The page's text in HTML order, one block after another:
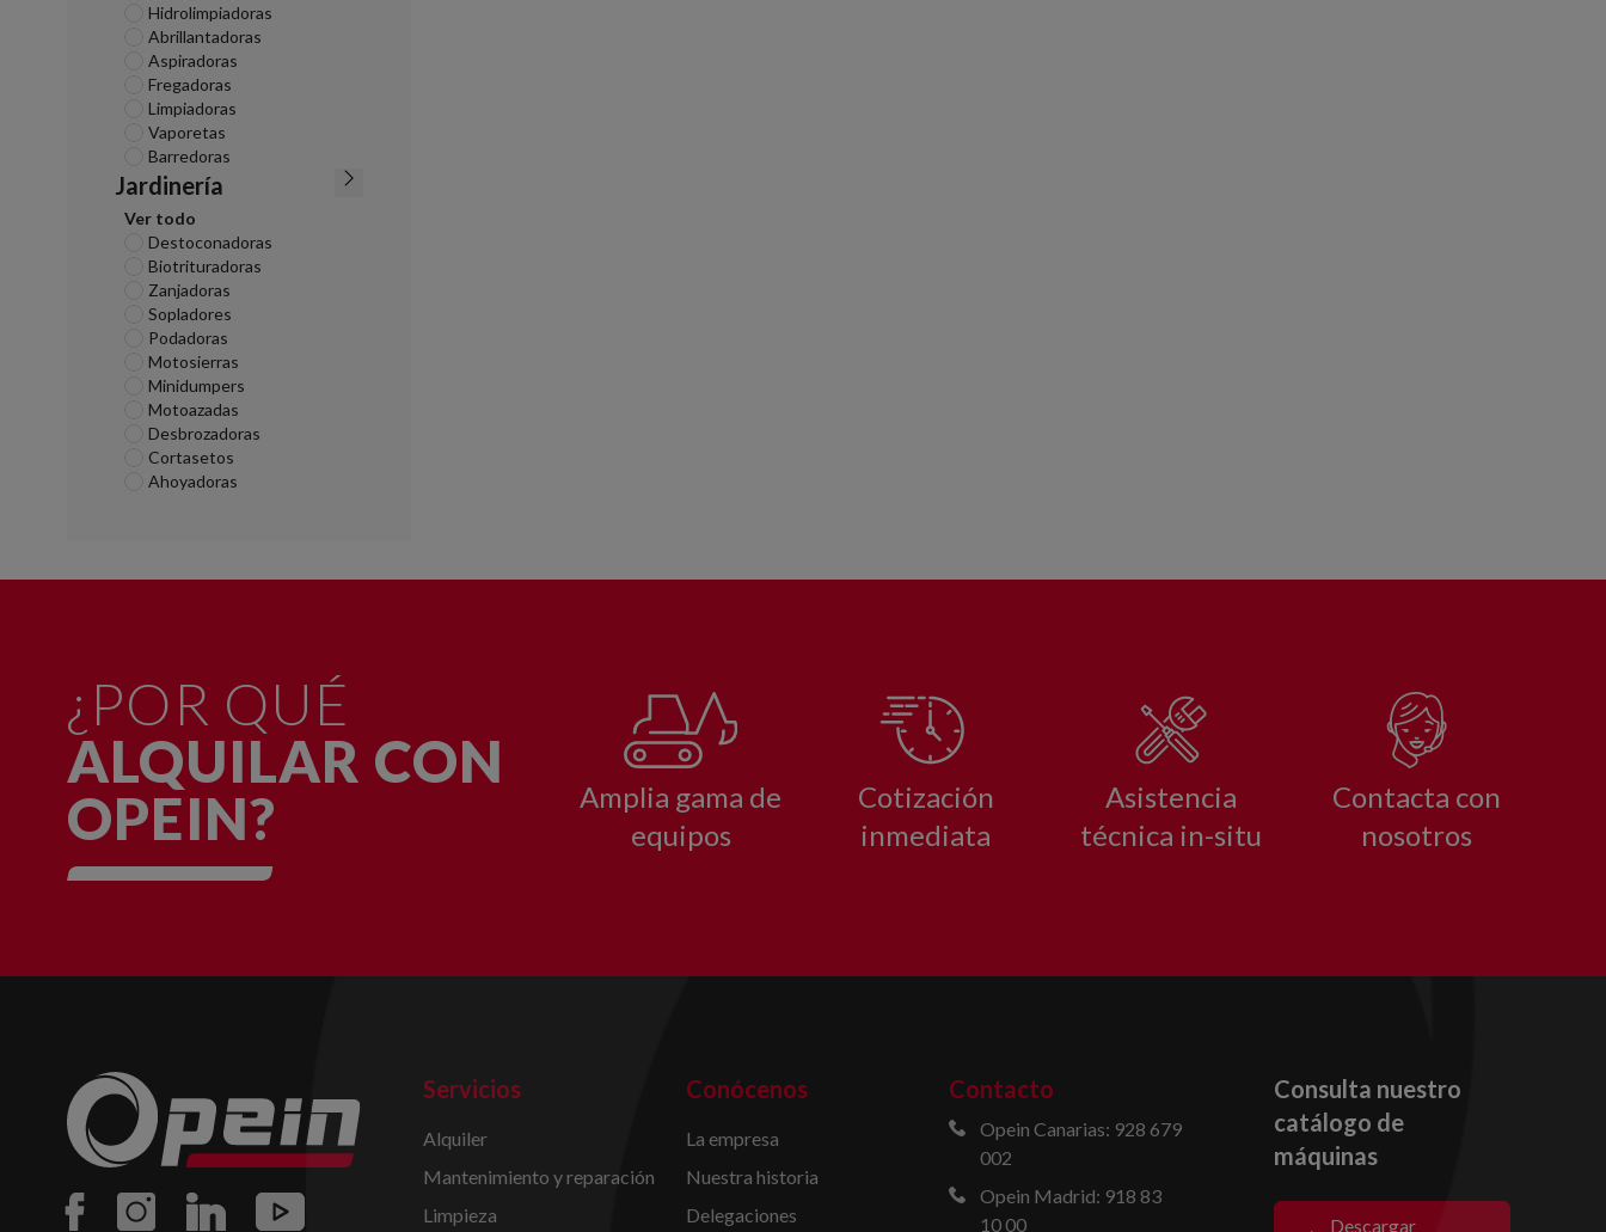
Hidrolimpiadoras
Abrillantadoras
Aspiradoras
Fregadoras
Limpiadoras
Vaporetas
Barredoras
Jardinería
Ver todo
Destoconadoras
Biotrituradoras
Zanjadoras
Sopladores
Podadoras
Motosierras
Minidumpers
Motoazadas
Desbrozadoras
Cortasetos
Ahoyadoras
¿POR QUÉ
ALQUILAR CON
OPEIN?
Amplia gama de
equipos
Cotización
inmediata
Asistencia
técnica in-situ
Contacta con
nosotros
Servicios
Alquiler
Mantenimiento y reparación
Limpieza
Conócenos
La empresa
Nuestra historia
Delegaciones
Contacto
Opein Canarias: 928 679
002
Opein Madrid: 918 83
10 00
Consulta nuestro
catálogo de
máquinas
Descargar